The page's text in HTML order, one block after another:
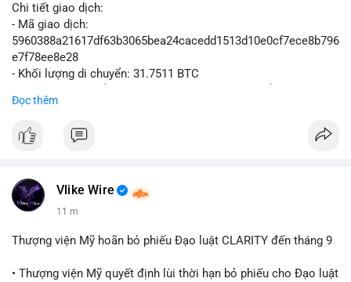
Chi tiết giao dịch:
- Mã giao dịch:
5960388a21617df63b3065bea24cacedd1513d10e0cf7ece8b796
e7f78ee8e28
- Khối lượng di chuyển: 31.7511 BTC
USD)
Đọc thêm
Vlike Wire
11 m
Thượng viện Mỹ hoãn bỏ phiếu Đạo luật CLARITY đến tháng 9
• Thượng viện Mỹ quyết định lùi thời hạn bỏ phiếu cho Đạo luật